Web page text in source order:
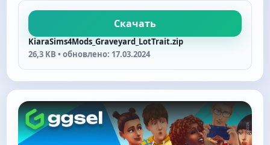
Скачать
KiaraSims4Mods_Graveyard_LotTrait.zip
26,3 KB • обновлено: 17.03.2024